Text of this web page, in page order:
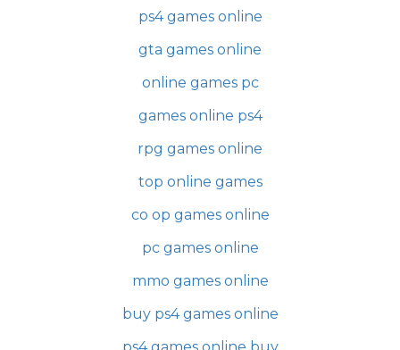
ps4 games online
gta games online
online games pc
games online ps4
rpg games online
top online games
co op games online
pc games online
mmo games online
buy ps4 games online